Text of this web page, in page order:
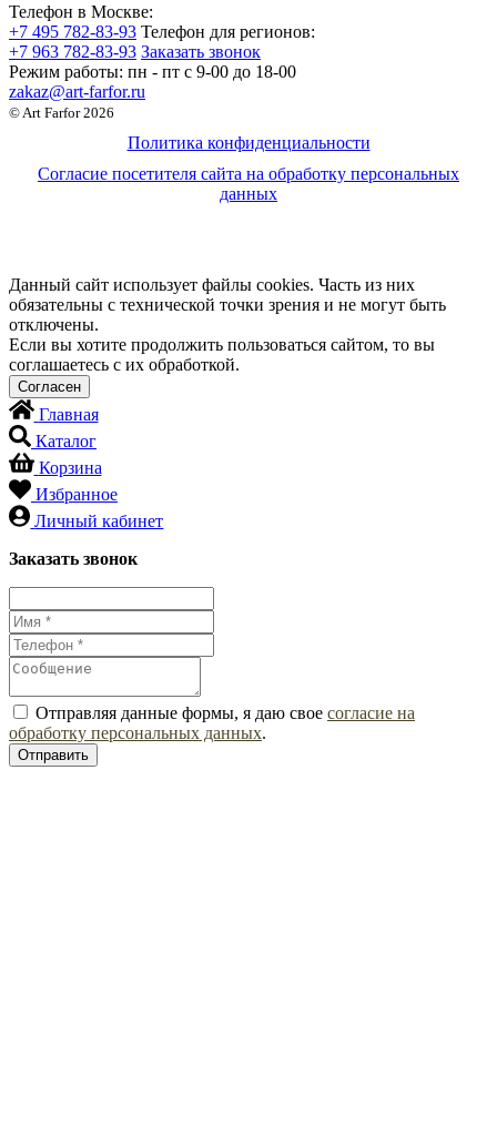
Телефон в Москве:
+7 495 782-83-93 Телефон для регионов:
+7 963 782-83-93 Заказать звонок
Режим работы: пн - пт c 9-00 до 18-00
zakaz@art-farfor.ru
© Art Farfor 2026
Политика конфиденциальности
Согласие посетителя сайта на обработку персональных
данных
Данный сайт использует файлы cookies. Часть из них
обязательны с технической точки зрения и не могут быть
отключены.
Если вы хотите продолжить пользоваться сайтом, то вы
соглашаетесь с их обработкой.
Главная
Каталог
Корзина
Избранное
Личный кабинет
Заказать звонок
Отправляя данные формы, я даю свое согласие на
обработку персональных данных.
Отправить